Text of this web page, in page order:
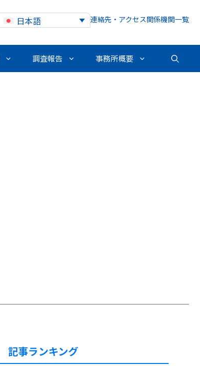
日本語 連絡先・アクセス関係機関一覧
調査報告 事務所概要
記事ランキング